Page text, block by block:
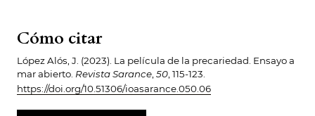
Cómo citar
López Alós, J. (2023). La película de la precariedad. Ensayo a
mar abierto. Revista Sarance 50 , 115-123.
https://doi.org/10.51306/ioasarance.050.06